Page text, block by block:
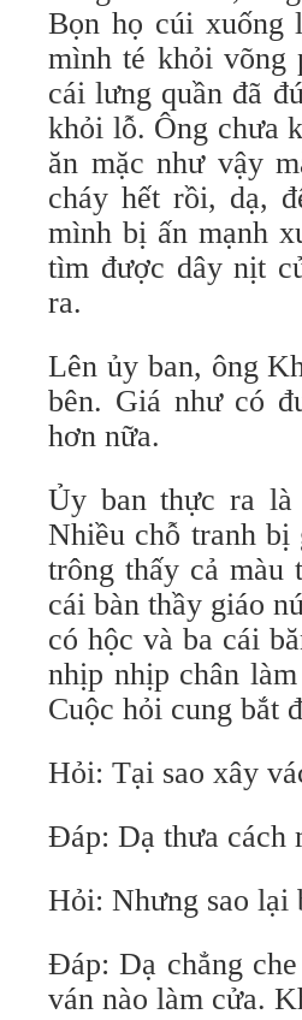
Bọn họ cúi xuống
mình té khỏi võng
cái lưng quần đã
khỏi lỗ. Ông chưa
ăn mặc như vậy
cháy hết rồi, dạ,
mình bị ấn mạnh
tìm được dây nịt
ra.
Lên ủy ban, ông
bên. Giá như có
hơn nữa.
Ủy ban thực ra
Nhiều chỗ tranh bị
trông thấy cả màu
cái bàn thầy giáo
có hộc và ba cái
nhịp nhịp chân
Cuộc hỏi cung bắt
Hỏi: Tại sao xây
Đáp: Dạ thưa cách
Hỏi: Nhưng sao lại
Đáp: Dạ chẳng
ván nào làm cửa.